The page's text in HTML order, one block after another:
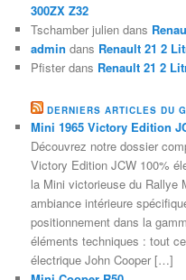
300ZX Z32
Tschamber julien dans
admin dans Renault 21 2
Pfister dans Renault 21 2
DERNIERS ARTICLES DU
Mini 1965 Victory Edition
Découvrez notre dossier
Victory Edition JCW 100%
la Mini victorieuse du Rallye
ambiance intérieure
positionnement dans la
éléments techniques : tout
électrique John Cooper […]